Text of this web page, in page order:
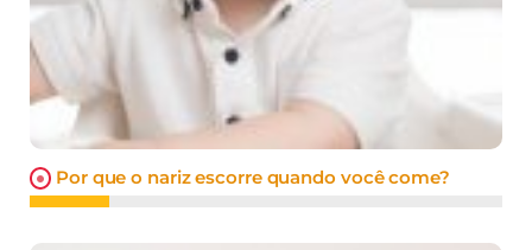
Por que o nariz escorre quando você come?